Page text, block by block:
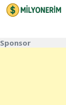
Sponsor